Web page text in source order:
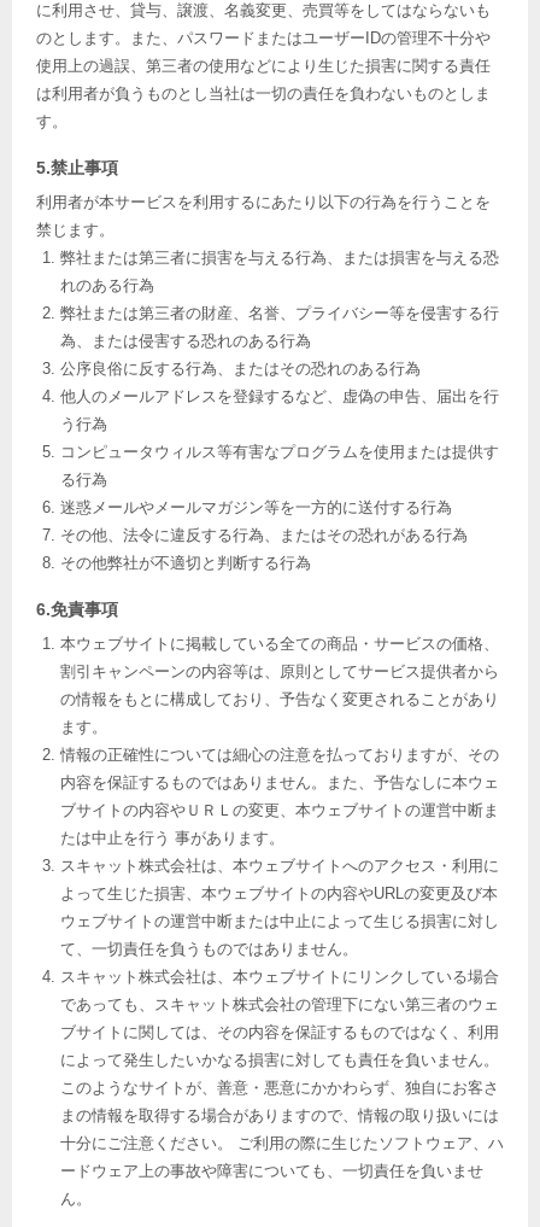
に利用させ、貸与、譲渡、名義変更、売買等をしてはならないも
のとします。また、パスワードまたはユーザーIDの管理不十分や
使用上の過誤、第三者の使用などにより生じた損害に関する責任
は利用者が負うものとし当社は一切の責任を負わないものとしま
す。
5.禁止事項
利用者が本サービスを利用するにあたり以下の行為を行うことを
禁じます。
弊社または第三者に損害を与える行為、または損害を与える恐
れのある行為
弊社または第三者の財産、名誉、プライバシー等を侵害する行
為、または侵害する恐れのある行為
公序良俗に反する行為、またはその恐れのある行為
他人のメールアドレスを登録するなど、虚偽の申告、届出を行
う行為
コンピュータウィルス等有害なプログラムを使用または提供す
る行為
迷惑メールやメールマガジン等を一方的に送付する行為
その他、法令に違反する行為、またはその恐れがある行為
その他弊社が不適切と判断する行為
6.免責事項
本ウェブサイトに掲載している全ての商品・サービスの価格、
割引キャンペーンの内容等は、原則としてサービス提供者から
の情報をもとに構成しており、予告なく変更されることがあり
ます。
情報の正確性については細心の注意を払っておりますが、その
内容を保証するものではありません。また、予告なしに本ウェ
ブサイトの内容やＵＲＬの変更、本ウェブサイトの運営中断ま
たは中止を行う 事があります。
スキャット株式会社は、本ウェブサイトへのアクセス・利用に
よって生じた損害、本ウェブサイトの内容やURLの変更及び本
ウェブサイトの運営中断または中止によって生じる損害に対し
て、一切責任を負うものではありません。
スキャット株式会社は、本ウェブサイトにリンクしている場合
であっても、スキャット株式会社の管理下にない第三者のウェ
ブサイトに関しては、その内容を保証するものではなく、利用
によって発生したいかなる損害に対しても責任を負いません。
このようなサイトが、善意・悪意にかかわらず、独自にお客さ
まの情報を取得する場合がありますので、情報の取り扱いには
十分にご注意ください。 ご利用の際に生じたソフトウェア、ハ
ードウェア上の事故や障害についても、一切責任を負いませ
ん。